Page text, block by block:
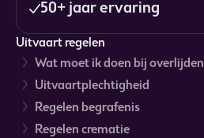
50+ jaar ervaring
Uitvaart regelen
Wat moet ik doen bij overlijden
Uitvaartplechtigheid
Regelen begrafenis
Regelen crematie